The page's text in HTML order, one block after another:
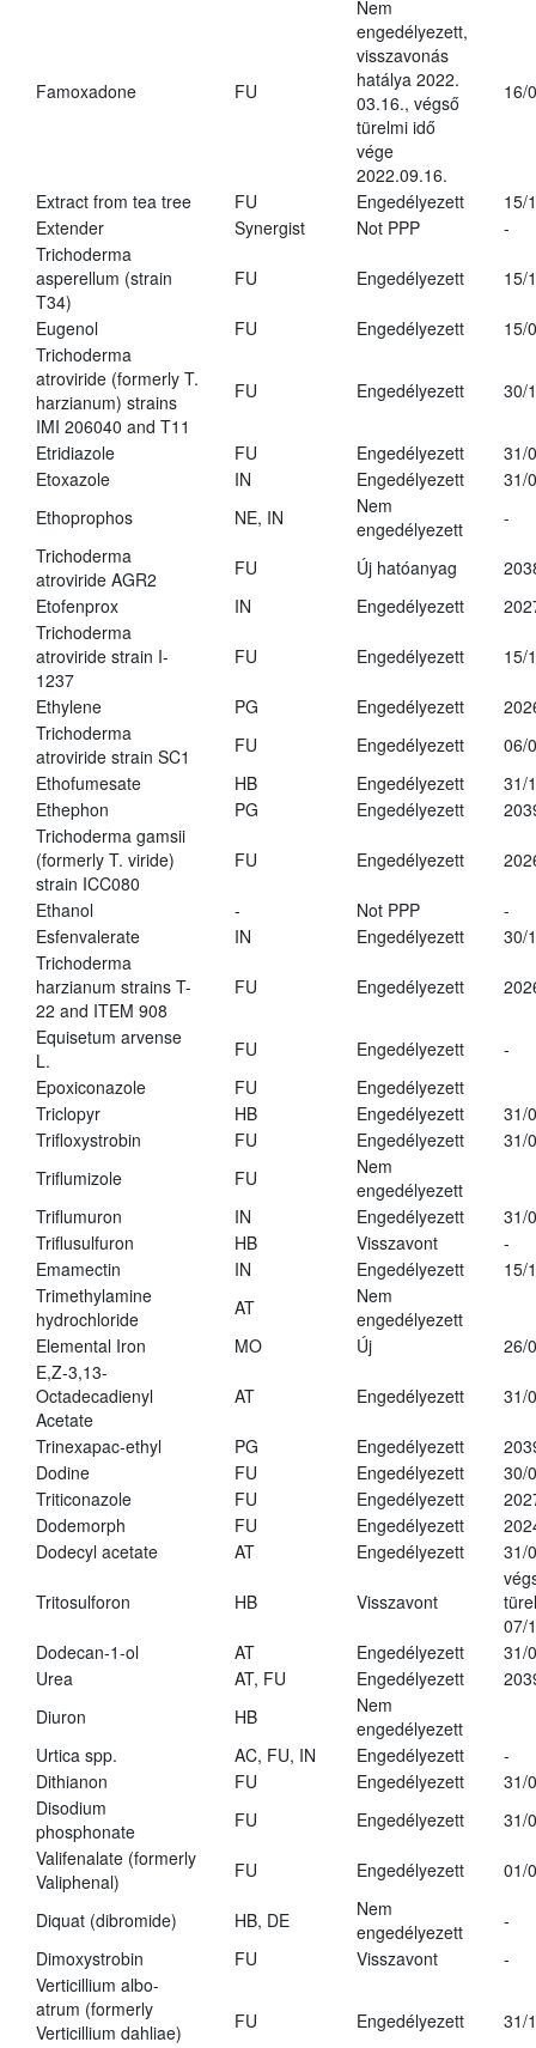
Famoxadone FU
Nem
engedélyezett,
visszavonás
hatálya 2022.
03.16., végső
türelmi idő
vége
2022.09.16.
16/
Extract from tea tree FU Engedélyezett
15/
Extender
Synergist Not PPP
-
Trichoderma
asperellum (strain
T34)
FU Engedélyezett 15/
Eugenol FU Engedélyezett
15/
Trichoderma
atroviride (formerly T.
harzianum) strains
IMI 206040 and T11
FU Engedélyezett 30/
Etridiazole FU Engedélyezett
31/
Etoxazole
IN Engedélyezett
31/
Ethoprophos
NE, IN
Nem
engedélyezett
-
Trichoderma
atroviride AGR2
FU Új hatóanyag
Etofenprox
IN Engedélyezett
Trichoderma
atroviride strain I-
1237
FU Engedélyezett 15/
Ethylene PG Engedélyezett
Trichoderma
atroviride strain SC1
FU Engedélyezett
06/
Ethofumesate
HB Engedélyezett
31/
Ethephon
PG Engedélyezett
Trichoderma gamsii
(formerly T. viride)
strain ICC080
FU Engedélyezett
Ethanol - Not PPP
-
Esfenvalerate
IN Engedélyezett
30/
Trichoderma
harzianum strains T-
22 and ITEM 908
FU Engedélyezett
Equisetum arvense
L.
FU Engedélyezett
-
Epoxiconazole
FU
Engedélyezett
Triclopyr
HB Engedélyezett
31/
Trifloxystrobin
FU Engedélyezett
31/
Triflumizole
FU
Nem
engedélyezett
Triflumuron
IN Engedélyezett
31/
Triflusulfuron
HB Visszavont
-
Emamectin
IN Engedélyezett
15/
Trimethylamine
hydrochloride
AT
Nem
engedélyezett
Elemental Iron
MO Új
26/
E,Z-3,13-
Octadecadienyl
Acetate
AT Engedélyezett 31/
Trinexapac-ethyl PG Engedélyezett
Dodine
FU Engedélyezett
30/
Triticonazole
FU Engedélyezett
Dodemorph
FU Engedélyezett
Dodecyl acetate
AT Engedélyezett 31/
Tritosulforon HB Visszavont
07/
Dodecan-1-ol
AT Engedélyezett
31/
Urea
AT, FU Engedélyezett
Diuron
HB
Nem
engedélyezett
Urtica spp.
AC, FU, IN Engedélyezett
-
Dithianon
FU Engedélyezett
31/
Disodium
phosphonate
FU Engedélyezett
31/
Valifenalate (formerly
Valiphenal)
FU Engedélyezett 01/
Diquat (dibromide) HB, DE
Nem
engedélyezett
-
Dimoxystrobin
FU Visszavont
-
Verticillium albo-
atrum (formerly
Verticillium dahliae)
FU Engedélyezett 31/